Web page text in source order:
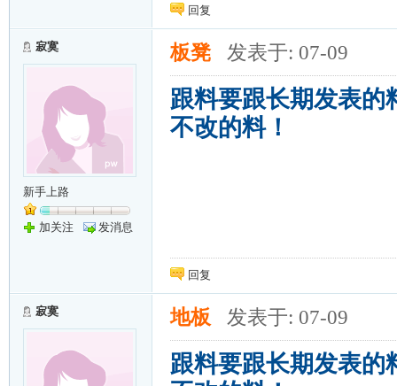
回复
寂寞
新手上路
加关注 发消息
板凳 发表于: 07-09
跟料要跟长期发表的
不改的料！
回复
寂寞 地板 发表于: 07-09
跟料要跟长期发表的